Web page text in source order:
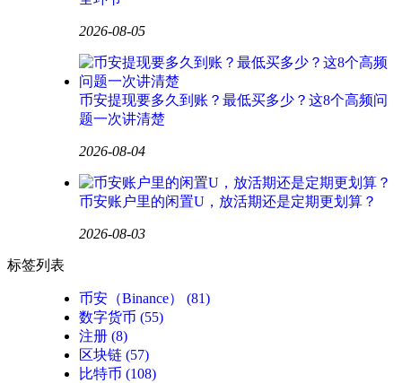
2026-08-05
币安提现要多久到账？最低买多少？这8个高频问
题一次讲清楚
2026-08-04
币安账户里的闲置U，放活期还是定期更划算？
2026-08-03
标签列表
币安（Binance）
(81)
数字货币 (55)
注册 (8)
区块链 (57)
比特币 (108)